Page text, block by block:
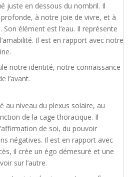
juste en dessous du nombril. Il
à notre joie de vivre, et à
élément est l’eau. Il représente
Il est en rapport avec notre
notre identité, notre connaissance
l’avant.
au niveau du plexus solaire, au
de la cage thoracique. Il
de soi, du pouvoir
négatives. Il est en rapport avec
il crée un égo démesuré et une
sur l’autre.